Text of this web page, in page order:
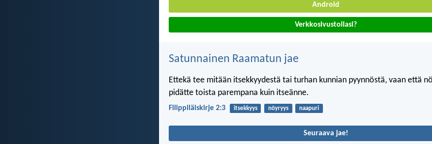
Android
Verkkosivustollasi?
Satunnainen Raamatun jae
Ettekä tee mitään itsekkyydestä tai turhan kunnian pyynnöstä, vaan että
pidätte toista parempana kuin itseänne.
Filippiläiskirje 2:3 itsekkyys nöyryys naapuri
Seuraava jae!